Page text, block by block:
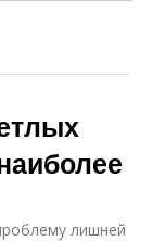
лишней